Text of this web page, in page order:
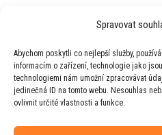
Spravovat
Abychom poskytli co nejlepší služby,
informacím o zařízení, technologie jako
technologiemi nám umožní zpracovávat
jedinečná ID na tomto webu. Nesouhlas
ovlivnit určité vlastnosti a funkce.
Web vytvořila firma
agenturou